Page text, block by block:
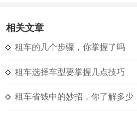
相关文章
租车的几个步骤，你掌握了吗
租车选择车型要掌握几点技巧
租车省钱中的妙招，你了解多少